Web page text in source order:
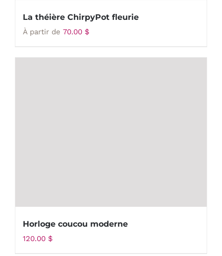
La théière ChirpyPot fleurie
À partir de 70.00 $
Horloge coucou moderne
120.00 $